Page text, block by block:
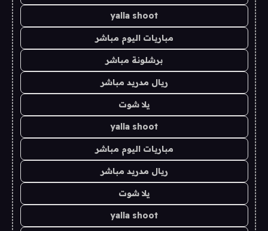
yalla shoot
مباريات اليوم مباشر
برشلونة مباشر
ريال مدريد مباشر
يلا شوت
yalla shoot
مباريات اليوم مباشر
ريال مدريد مباشر
يلا شوت
yalla shoot